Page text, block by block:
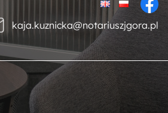
kaja.kuznicka@notariuszjgora.pl